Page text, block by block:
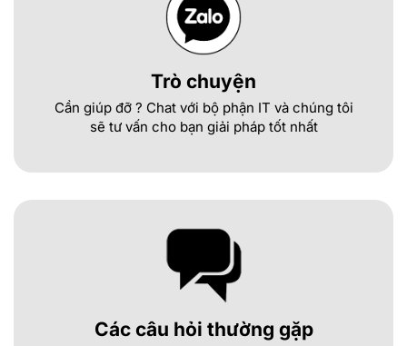
Trò chuyện
Cần giúp đỡ ? Chat với bộ phận IT và chúng tôi
sẽ tư vấn cho bạn giải pháp tốt nhất
Các câu hỏi thường gặp